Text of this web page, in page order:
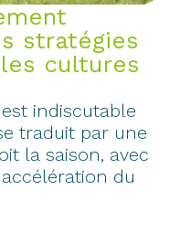
stratégies
cultures
indiscutable
traduit par une
la saison, avec
du